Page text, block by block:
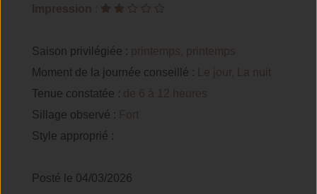
Impression :
Saison privilégiée : printemps, printemps
Moment de la journée conseillé :
Le jour, La nuit
Tenue constatée : de 6 à 12 heures
Sillage observé : Fort
Style approprié :
Posté le 04/03/2026